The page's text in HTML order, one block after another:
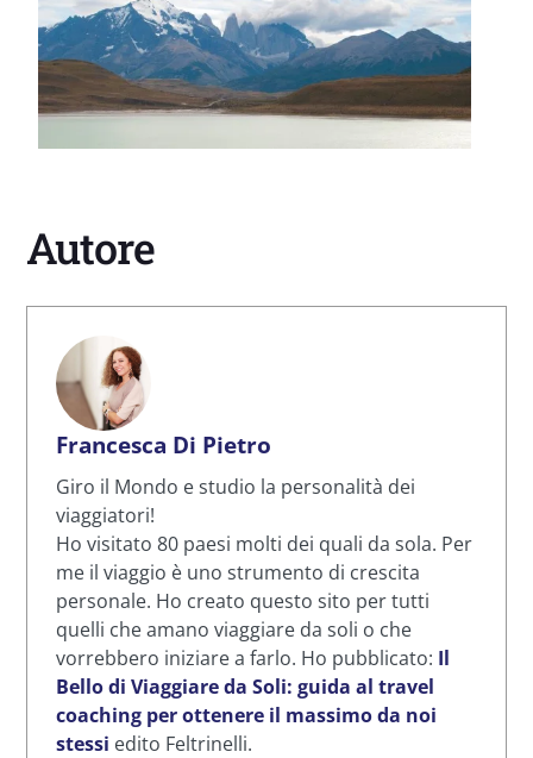
Autore
Francesca Di Pietro
Giro il Mondo e studio la personalità dei
viaggiatori!
Ho visitato 80 paesi molti dei quali da sola. Per
me il viaggio è uno strumento di crescita
personale. Ho creato questo sito per tutti
quelli che amano viaggiare da soli o che
vorrebbero iniziare a farlo. Ho pubblicato: Il
Bello di Viaggiare da Soli: guida al travel
coaching per ottenere il massimo da noi
stessi edito Feltrinelli.